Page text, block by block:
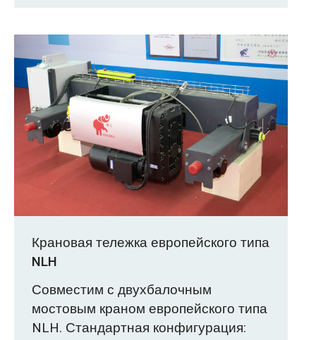
Крановая тележка европейского типа
NLH
Совместим с двухбалочным
мостовым краном европейского типа
NLH. Стандартная конфигурация: